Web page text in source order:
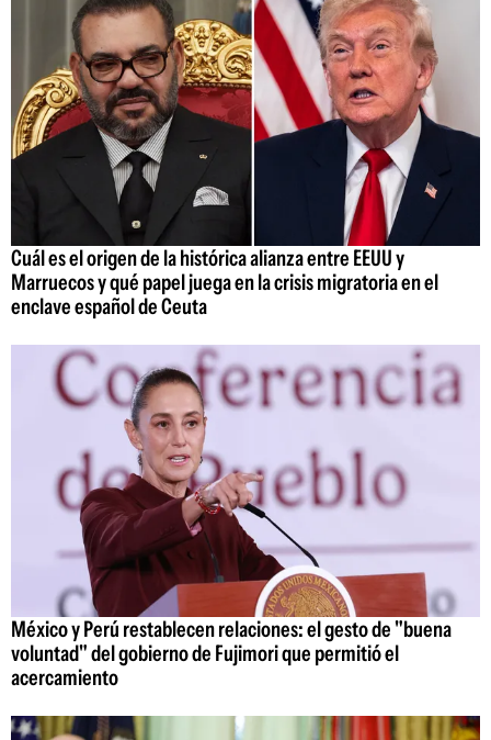
Cuál es el origen de la histórica alianza entre EEUU y
Marruecos y qué papel juega en la crisis migratoria en el
enclave español de Ceuta
México y Perú restablecen relaciones: el gesto de "buena
voluntad" del gobierno de Fujimori que permitió el
acercamiento